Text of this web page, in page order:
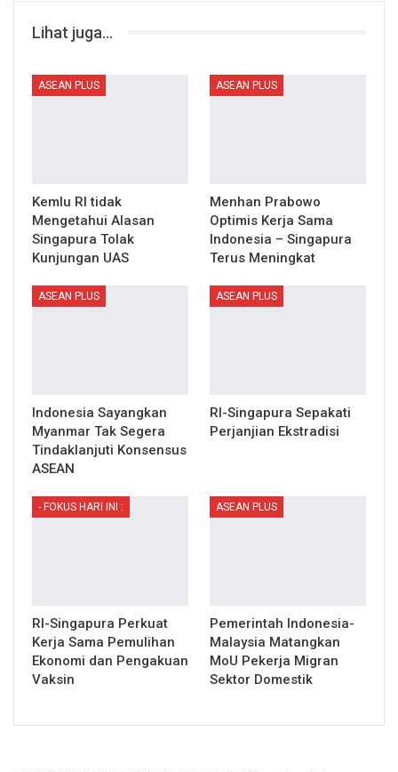
Lihat juga...
ASEAN PLUS
Kemlu RI tidak
Mengetahui Alasan
Singapura Tolak
Kunjungan UAS
ASEAN PLUS
Menhan Prabowo
Optimis Kerja Sama
Indonesia – Singapura
Terus Meningkat
ASEAN PLUS
Indonesia Sayangkan
Myanmar Tak Segera
Tindaklanjuti Konsensus
ASEAN
ASEAN PLUS
RI-Singapura Sepakati
Perjanjian Ekstradisi
- FOKUS HARI INI :
RI-Singapura Perkuat
Kerja Sama Pemulihan
Ekonomi dan Pengakuan
Vaksin
ASEAN PLUS
Pemerintah Indonesia-
Malaysia Matangkan
MoU Pekerja Migran
Sektor Domestik